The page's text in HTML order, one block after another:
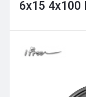
6x15 4x100